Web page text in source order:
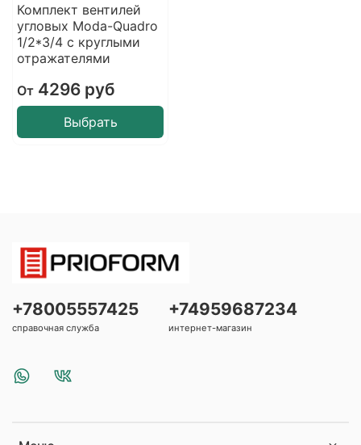
Комплект вентилей
угловых Moda-Quadro
1/2*3/4 с круглыми
отражателями
От4296 руб
Выбрать
+78005557425
справочная служба
+74959687234
интернет-магазин